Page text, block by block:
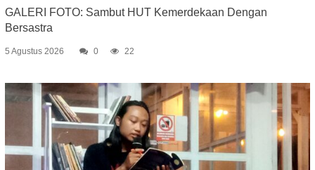
GALERI FOTO: Sambut HUT Kemerdekaan Dengan
Bersastra
5 Agustus 2026 0 22